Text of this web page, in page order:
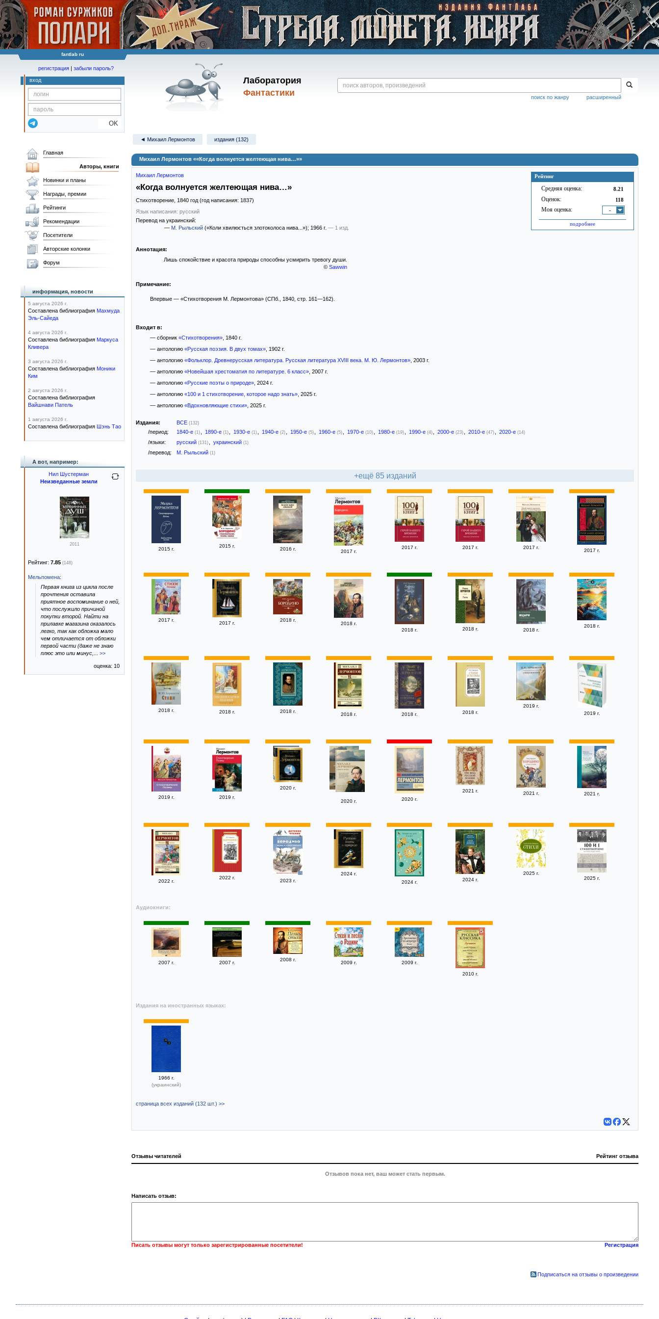
fantlab ru
Лаборатория
Фантастики
расширенный
поиск по жанру
регистрация | забыли пароль?
вход
OK
◄ Михаил Лермонтов издания (132)
Михаил Лермонтов ««Когда волнуется желтеющая нива…»»
Рейтинг
Средняя оценка: 8.21
Оценок: 118
Моя оценка: -
подробнее
Михаил Лермонтов
«Когда волнуется желтеющая нива…»
Стихотворение, 1840 год (год написания: 1837)
Язык написания: русский
Перевод на украинский:
— М. Рыльский («Коли хвилюється злотоколоса нива...»); 1966 г. — 1 изд.
Аннотация:
Лишь спокойствие и красота природы способны усмирить тревогу души.
© Sawwin
Примечание:
Впервые — «Стихотворения М. Лермонтова» (СПб., 1840, стр. 161—162).
Входит в:
— сборник «Стихотворения», 1840 г.
— антологию «Русская поэзия. В двух томах», 1902 г.
— антологию «Фольклор. Древнерусская литература. Русская литература XVIII века. М. Ю. Лермонтов», 2003 г.
— антологию «Новейшая хрестоматия по литературе. 6 класс», 2007 г.
— антологию «Русские поэты о природе», 2024 г.
— антологию «100 и 1 стихотворение, которое надо знать», 2025 г.
— антологию «Вдохновляющие стихи», 2025 г.
Издания: ВСЕ (132)
/период: 1840-е (1) 1890-е (1) 1930-е (1) 1940-е (2) 1950-е (5) 1960-е (5) 1970-е (10) 1980-е (19) 1990-е (4) 2000-е (23) 2010-е (47) 2020-е (14)
/языки: русский (131) украинский (1)
/перевод: М. Рыльский (1)
+ещё 85 изданий
2015 г.
2015 г.
2016 г. 2017 г.
2017 г. 2017 г. 2017 г.
2017 г.
2017 г.
2017 г.
2018 г.
2018 г.
2018 г.
2018 г. 2018 г.
2018 г.
2018 г. 2018 г. 2018 г.
2018 г. 2018 г. 2018 г.
2019 г.
2019 г.
2019 г. 2019 г.
2020 г.
2020 г. 2020 г.
2021 г. 2021 г. 2021 г.
2022 г.
2022 г.
2023 г.
2024 г.
2024 г.
2024 г.
2025 г.
2025 г.
Аудиокниги:
2007 г. 2007 г.
2008 г.
2009 г. 2009 г.
2010 г.
Издания на иностранных языках:
1966 г.
(украинский)
страница всех изданий (132 шт.) >>
Отзывы читателей Рейтинг отзыва
Отзывов пока нет, ваш может стать первым.
Написать отзыв:
Писать отзывы могут только зарегистрированные посетители! Регистрация
Подписаться на отзывы о произведении
Главная
Авторы, книги
Новинки и планы
Награды, премии
Рейтинги
Рекомендации
Посетители
Авторские колонки
Форум
информация, новости
5 августа 2026 г.
Составлена библиография Махмуда
Эль-Сайеда
4 августа 2026 г.
Составлена библиография Маркуса
Кливера
3 августа 2026 г.
Составлена библиография Моники
Ким
2 августа 2026 г.
Составлена библиография
Вайшнави Патель
1 августа 2026 г.
Составлена библиография Шэнь Тао
А вот, например:
Нил Шустерман
Неизведанные земли
2011
Рейтинг: 7.85 (148)
Мельпомена:
Первая книга из цикла после
прочтения оставила
приятное воспоминание о ней,
что послужило причиной
покупки второй. Найти на
прилавке магазина оказалось
легко, так как обложка мало
чем отличается от обложки
первой части (даже не знаю
плюс это или минус,
>>
оценка: 10